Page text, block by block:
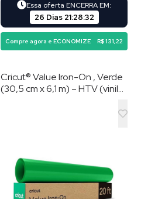
Essa oferta ENCERRA EM:
26 Dias 21:28:31
Compre agora e ECONOMIZE R$ 131,22
Cricut® Value Iron-On , Verde
(30,5 cm x 6,1 m) – HTV (vinil